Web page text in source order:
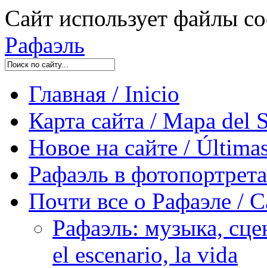
Сайт использует файлы
Рафаэль
Главная / Inicio
Карта сайта / Mapa del
Новое на сайте /
Рафаэль в
Почти все о Рафаэле /
Рафаэль: музыка,
el escenario, la vida